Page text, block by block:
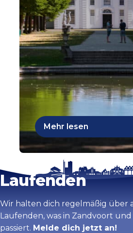
Mehr lesen
Bleib auf dem
Laufenden
Wir halten dich regelmäßig über
Laufenden, was in Zandvoort
passiert. Melde dich jetzt an!